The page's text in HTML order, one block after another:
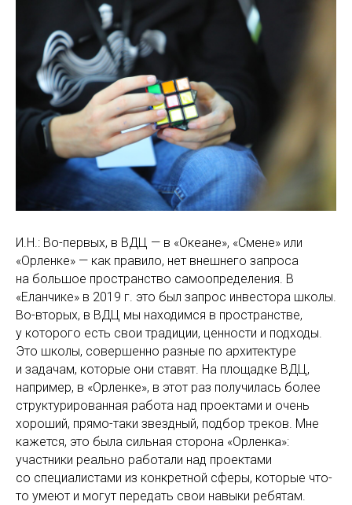
И.Н.: Во-первых, в ВДЦ — в «Океане», «Смене» или
«Орленке» — как правило, нет внешнего запроса
на большое пространство самоопределения. В
«Еланчике» в 2019 г. это был запрос инвестора школы.
Во-вторых, в ВДЦ мы находимся в пространстве,
у которого есть свои традиции, ценности и подходы.
Это школы, совершенно разные по архитектуре
и задачам, которые они ставят. На площадке ВДЦ,
например, в «Орленке», в этот раз получилась более
структурированная работа над проектами и очень
хороший, прямо-таки звездный, подбор треков. Мне
кажется, это была сильная сторона «Орленка»:
участники реально работали над проектами
со специалистами из конкретной сферы, которые что-
то умеют и могут передать свои навыки ребятам.